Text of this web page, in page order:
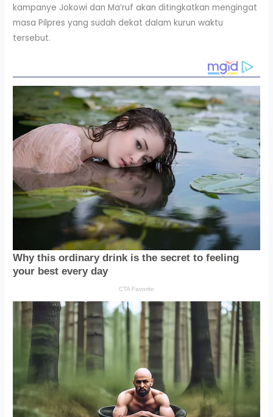
kampanye Jokowi dan Ma’ruf akan ditingkatkan mengingat
masa Pilpres yang sudah dekat dalam kurun waktu
tersebut.